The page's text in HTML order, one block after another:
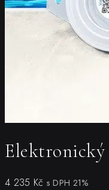
Elektronický
4 235 Kč s DPH 21%